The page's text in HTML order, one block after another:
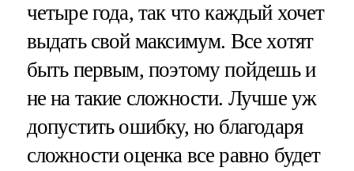
четыре года, так что каждый хочет
выдать свой максимум. Все хотят
быть первым, поэтому пойдешь и
не на такие сложности. Лучше уж
допустить ошибку, но благодаря
сложности оценка все равно будет